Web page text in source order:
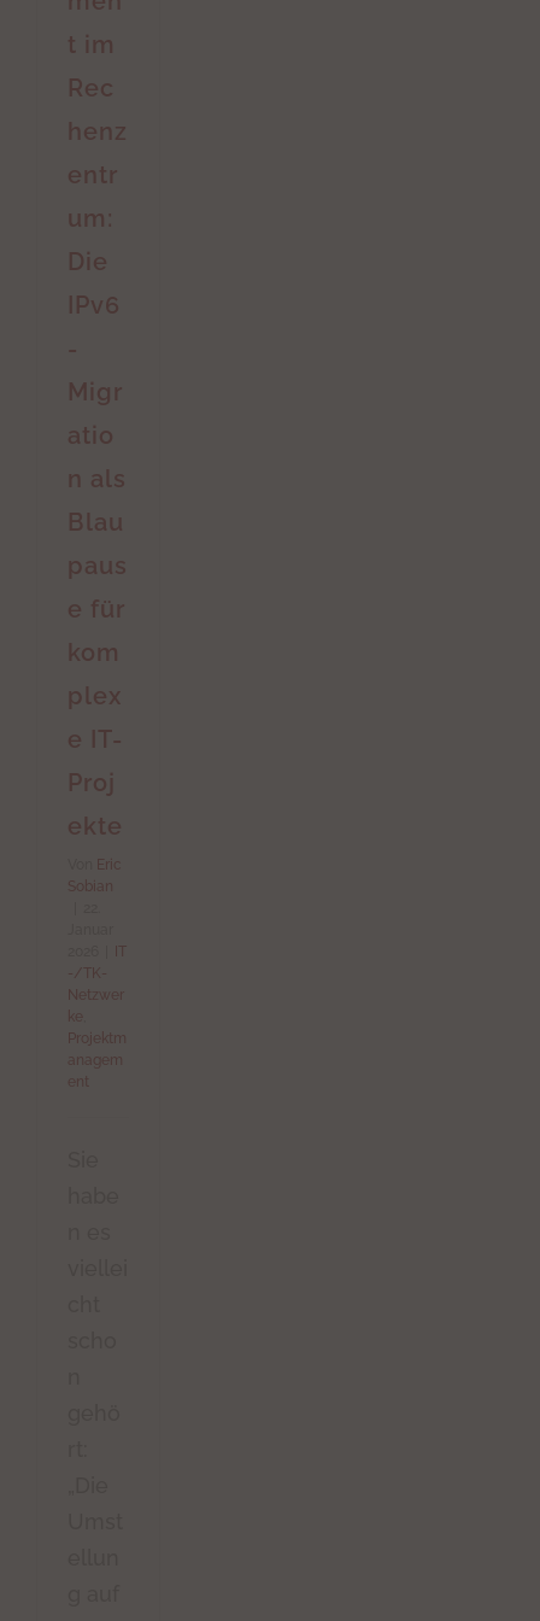
t im
Rec
henz
entr
um:
Die
IPv6
-
Migr
atio
n als
Blau
paus
e für
kom
plex
e IT-
Proj
ekte
Eric
Sobian
IT
-/TK-
Netzwer
Projektm
anagem
ent